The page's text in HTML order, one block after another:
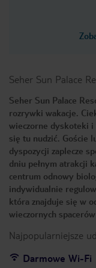
Seher Sun Palace
Seher Sun Palace
rozrywki wakacje.
wieczorne dyskoteki i
się tu nudzić. Goście
dyspozycji zaplecze
dniu pełnym atrakcji
centrum odnowy
indywidualnie
która znajduje się w
wieczornych
Najpopularniejsze
Darmowe Wi-Fi